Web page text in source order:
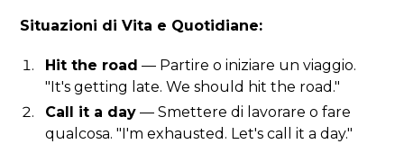
Situazioni di Vita e Quotidiane:
Hit the road — Partire o iniziare un viaggio.
"It's getting late. We should hit the road."
Call it a day — Smettere di lavorare o fare
qualcosa. "I'm exhausted. Let's call it a day."